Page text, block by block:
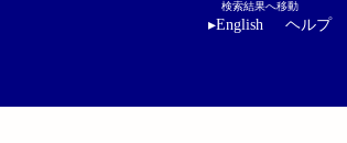
検索結果へ移動
▸English ヘルプ